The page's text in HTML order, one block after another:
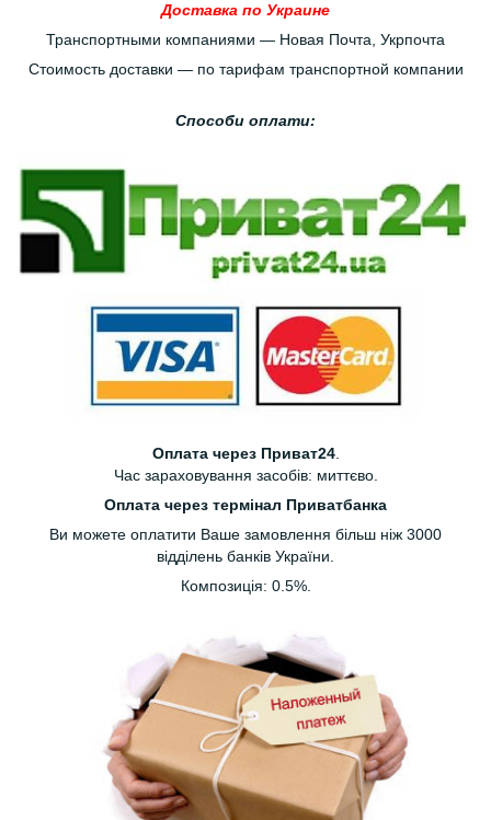
Доставка по Украине
Транспортными компаниями — Новая Почта, Укрпочта
Стоимость доставки — по тарифам транспортной компании
Способи оплати:
Оплата через Приват24.
Час зараховування засобів: миттєво.
Оплата через термінал Приватбанка
Ви можете оплатити Ваше замовлення більш ніж 3000
відділень банків України.
Композиція: 0.5%.